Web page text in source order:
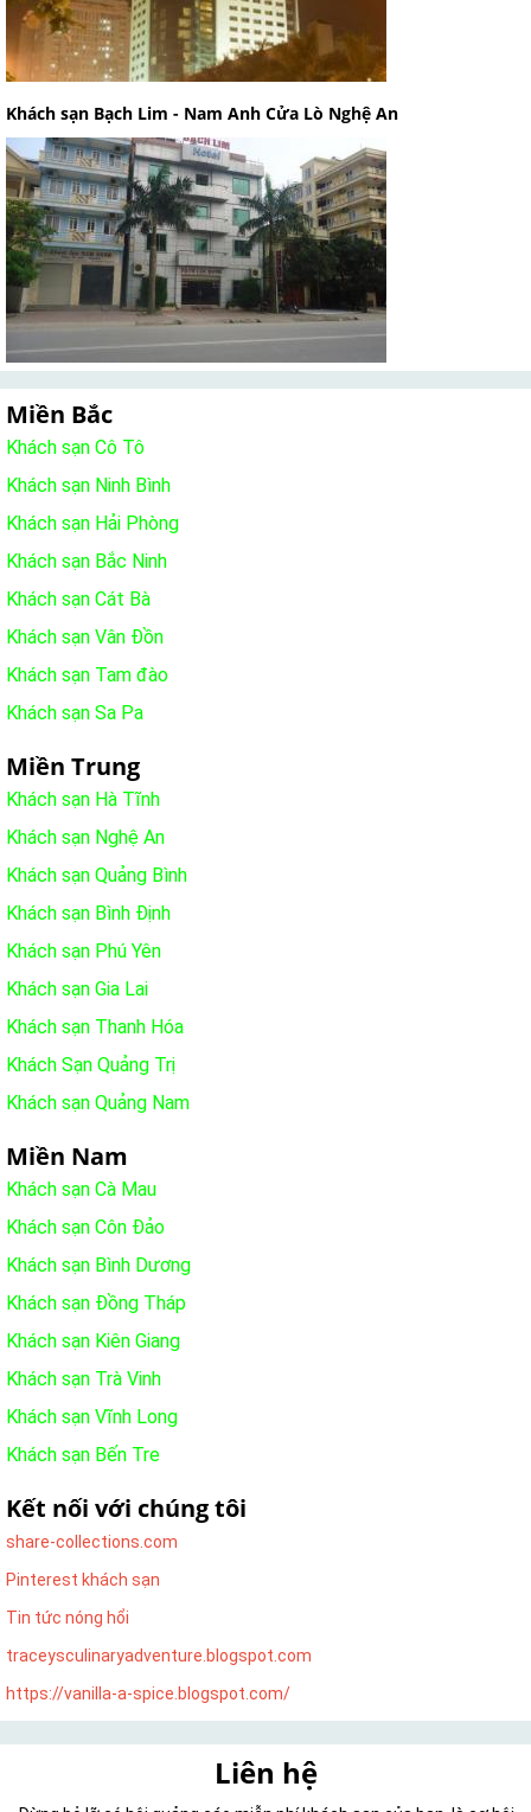
Khách sạn Bạch Lim - Nam Anh Cửa Lò Nghệ An
Miền Bắc
Khách sạn Cô Tô
Khách sạn Ninh Bình
Khách sạn Hải Phòng
Khách sạn Bắc Ninh
Khách sạn Cát Bà
Khách sạn Vân Đồn
Khách sạn Tam đào
Khách sạn Sa Pa
Miền Trung
Khách sạn Hà Tĩnh
Khách sạn Nghệ An
Khách sạn Quảng Bình
Khách sạn Bình Định
Khách sạn Phú Yên
Khách sạn Gia Lai
Khách sạn Thanh Hóa
Khách Sạn Quảng Trị
Khách sạn Quảng Nam
Miền Nam
Khách sạn Cà Mau
Khách sạn Côn Đảo
Khách sạn Bình Dương
Khách sạn Đồng Tháp
Khách sạn Kiên Giang
Khách sạn Trà Vinh
Khách sạn Vĩnh Long
Khách sạn Bến Tre
Kết nối với chúng tôi
share-collections.com
Pinterest khách sạn
Tin tức nóng hổi
traceysculinaryadventure.blogspot.com
https://vanilla-a-spice.blogspot.com/
Liên hệ